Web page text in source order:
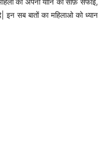
सब बातों का महिलाओ को ध्यान